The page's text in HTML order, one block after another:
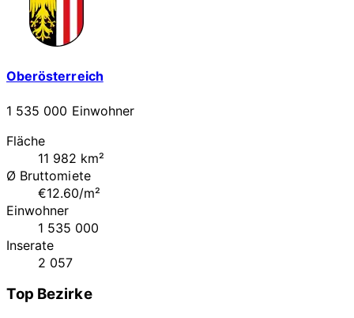
Oberösterreich
1 535 000 Einwohner
Fläche
11 982 km²
Ø Bruttomiete
€12.60/m²
Einwohner
1 535 000
Inserate
2 057
Top Bezirke